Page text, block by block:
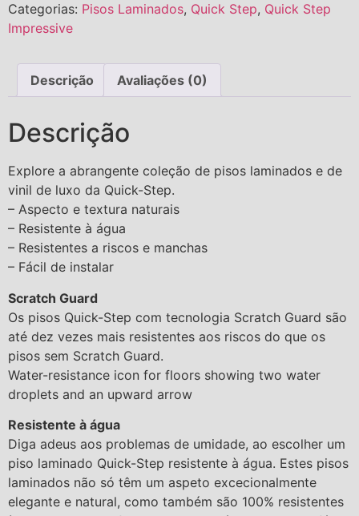
Categorias: Pisos Laminados, Quick Step, Quick Step
Impressive
Descrição Avaliações (0)
Descrição
Explore a abrangente coleção de pisos laminados e de
vinil de luxo da Quick-Step.
– Aspecto e textura naturais
– Resistente à água
– Resistentes a riscos e manchas
– Fácil de instalar
Scratch Guard
Os pisos Quick-Step com tecnologia Scratch Guard são
até dez vezes mais resistentes aos riscos do que os
pisos sem Scratch Guard.
Water-resistance icon for floors showing two water
droplets and an upward arrow
Resistente à água
Diga adeus aos problemas de umidade, ao escolher um
piso laminado Quick-Step resistente à água. Estes pisos
laminados não só têm um aspeto excecionalmente
elegante e natural, como também são 100% resistentes